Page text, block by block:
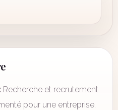
Recherche et recrutement
pour une entreprise.